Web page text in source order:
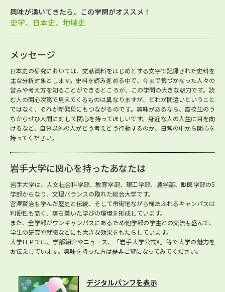
興味が湧いてきたら、この学問がオススメ！
史学、日本史、地域史
メッセージ
日本史の研究においては、文献資料をはじめとする文字で記録された史料を
主な分析対象とします。史料を読み進める中で、今まで気づかなった人々の
営みや考え方を知ることができるところが、この学問の大きな魅力です。読
む人の関心次第で見えてくるものは異なりますが、どれが間違いということ
ではなく、それが新発見にもつながるのです。興味があるなら、高校生のう
ちからぜひ人間に対して関心を持ってほしいです。身近な人の人生に目を向
けるなど、自分以外の人がどう考えどう行動するのか、日常の中から関心を
持ってください。
岩手大学に関心を持ったあなたは
岩手大学は、人文社会科学部、教育学部、理工学部、農学部、獣医学部の5
学部からなり、文理バランスの取れた総合大学です。
宮澤賢治も学んだ歴史と伝統、そして市街地ながら緑あふれるキャンパスは
利便性も高く、落ち着いた学びの環境を形成しています。
また、全学部がワンキャンパスにあるため他学部の学生との交流も盛んで、
学生の研究や就職などにも大きな効果をもたらしています。
大学ＨＰでは、学部紹介やニュース、「岩手大学公式X」等で大学の魅力を
お伝えしています。興味を持った方は是非ご覧になってみてください。
デジタルパンフを表示